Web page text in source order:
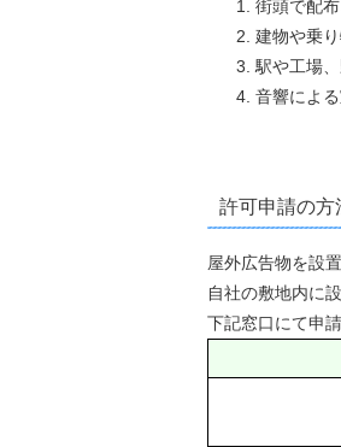
街頭で配
建物や乗
駅や工場
音響によ
許可申請の方
屋外広告物を設
自社の敷地内に
下記窓口にて申